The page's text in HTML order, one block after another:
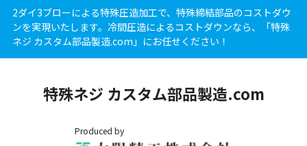
2ダイ3ブローによる特殊圧造加工で、特殊締結部品のコストダウ
ンを実現いたします。冷間圧造によるコストダウンなら、「特殊
ネジ カスタム部品製造.com」にお任せください！
特殊ネジ カスタム部品製造.com
Produced by